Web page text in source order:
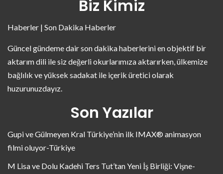
Biz Kimiz
Haberler | Son Dakika Haberler
Güncel gündeme dair son dakika haberlerini en objektif bir
aktarım dili ile siz değerli okurlarımıza aktarırken, ülkemize
bağlılık ve yüksek sadakat ile içerik üretici olarak
huzurunuzdayız.
Son Yazılar
Gupi ve Gülmeyen Kral Türkiye’nin ilk IMAX® animasyon
filmi oluyor-Türkiye
M Lisa ve Dolu Kadehi Ters Tut’tan Yeni İş Birliği: Vişne-